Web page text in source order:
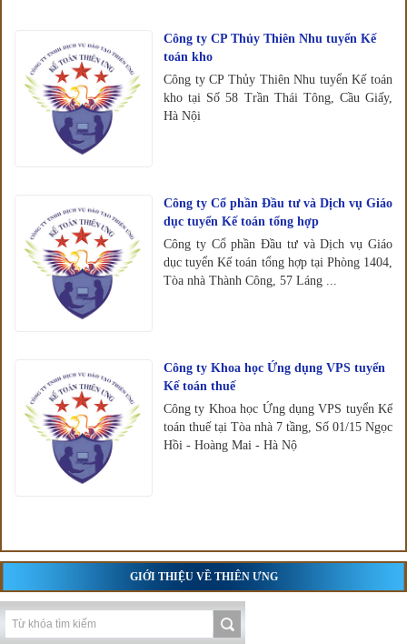
Công ty CP Thủy Thiên Nhu tuyển Kế
toán kho
Công ty CP Thủy Thiên Nhu tuyển Kế toán
kho tại Số 58 Trần Thái Tông, Cầu Giấy,
Hà Nội
Công ty Cổ phần Đầu tư và Dịch vụ Giáo
dục tuyển Kế toán tổng hợp
Công ty Cổ phần Đầu tư và Dịch vụ Giáo
dục tuyển Kế toán tổng hợp tại Phòng 1404,
Tòa nhà Thành Công, 57 Láng ...
Công ty Khoa học Ứng dụng VPS tuyển
Kế toán thuế
Công ty Khoa học Ứng dụng VPS tuyển Kế
toán thuế tại Tòa nhà 7 tầng, Số 01/15 Ngọc
Hồi - Hoàng Mai - Hà Nộ
GIỚI THIỆU VỀ THIÊN ƯNG